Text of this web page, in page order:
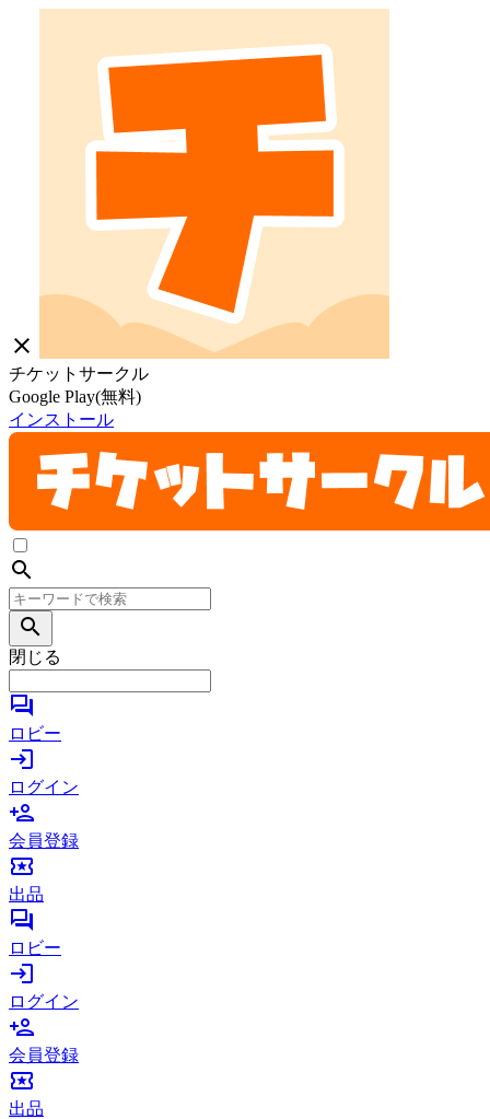
close
チケットサークル
Google Play(無料)
インストール
search
search
閉じる
forum
ロビー
login
ログイン
person_add
会員登録
local_activity
出品
forum
ロビー
login
ログイン
person_add
会員登録
local_activity
出品